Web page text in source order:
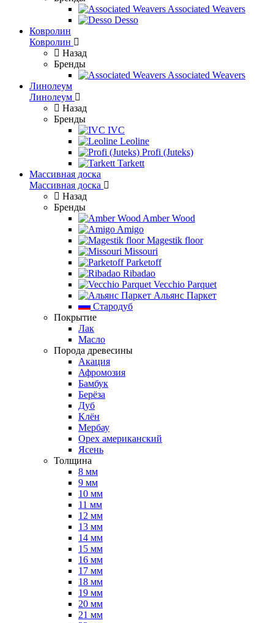
Associated Weavers
Desso
Ковролин
Ковролин
Назад
Бренды
Associated Weavers
Линолеум
Линолеум
Назад
Бренды
IVC
Leoline
Profi (Juteks)
Tarkett
Массивная доска
Массивная доска
Назад
Бренды
Amber Wood
Amigo
Magestik floor
Missouri
Parketoff
Ribadao
Vecchio Parquet
Альянс Паркет
Стародуб
Покрытие
Лак
Масло
Порода древесины
Акация
Афромозия
Бамбук
Берёза
Дуб
Клён
Мербау
Орех американский
Ясень
Толщина
8 мм
9 мм
10 мм
11 мм
12 мм
13 мм
14 мм
15 мм
16 мм
17 мм
18 мм
19 мм
20 мм
21 мм